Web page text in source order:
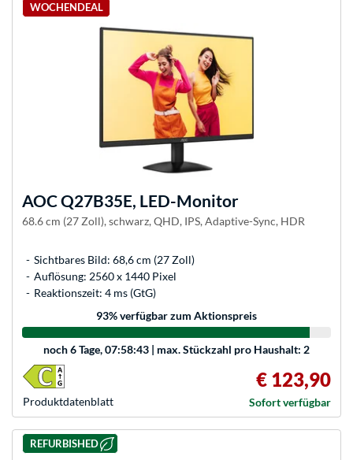
WOCHENDEAL
AOCQ27B35E, LED-Monitor
68.6 cm (27 Zoll), schwarz, QHD, IPS, Adaptive-Sync, HDR
Sichtbares Bild: 68,6 cm (27 Zoll)
Auflösung: 2560 x 1440 Pixel
Reaktionszeit: 4 ms (GtG)
93% verfügbar zum Aktionspreis
noch6 Tage, 07:58:43 | max. Stückzahl pro Haushalt: 2
Produkt­datenblatt
€ 123,90
Sofort verfügbar
REFURBISHED